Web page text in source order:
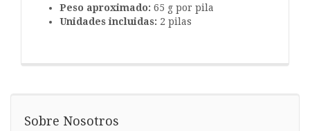
Peso aproximado: 65 g por pila
Unidades incluidas: 2 pilas
Sobre Nosotros